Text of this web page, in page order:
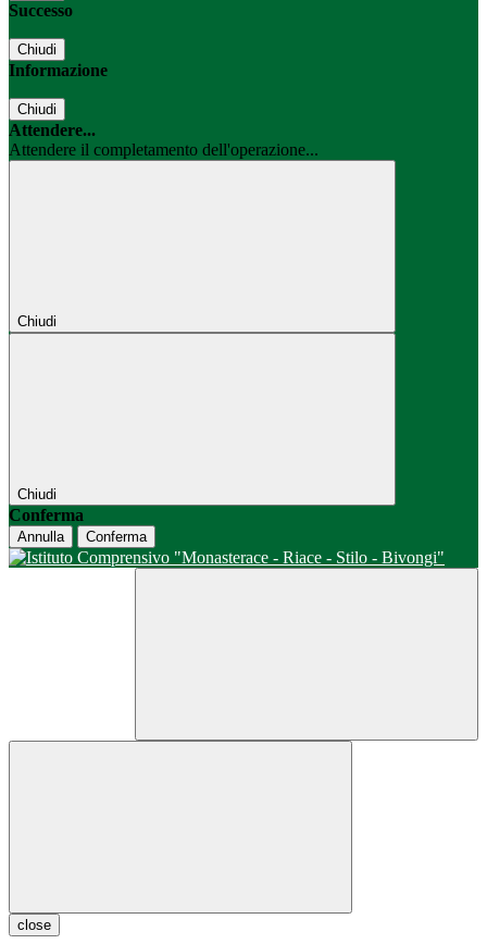
Successo
Chiudi
Informazione
Chiudi
Attendere...
Attendere il completamento dell'operazione...
Chiudi
Chiudi
Conferma
Annulla Conferma
close